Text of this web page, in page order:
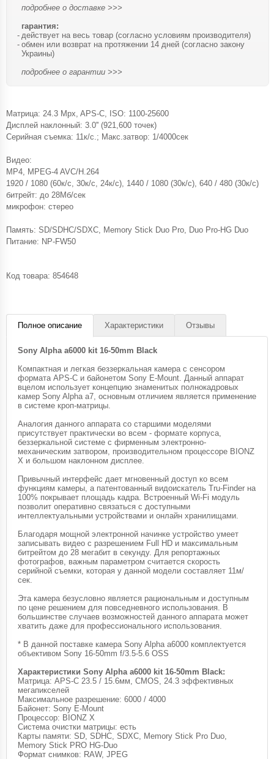
подробнее о доставке >>>
гарантия:
действует на весь товар (согласно условиям производителя)
обмен или возврат на протяжении 14 дней (согласно закону
Украины)
подробнее о гарантии >>>
Матрица: 24.3 Mpx, APS-C, ISO: 1100-25600
Дисплей наклонный: 3.0'' (921,600 точек)
Серийная съемка: 11к/с.; Макс.затвор: 1/4000сек
Видео:
MP4, MPEG-4 AVC/H.264
1920 / 1080 (60к/с, 30к/с, 24к/с), 1440 / 1080 (30к/с), 640 / 480 (30к/с)
битрейт: до 28Мб/сек
микрофон: стерео
Память: SD/SDHC/SDXC, Memory Stick Duo Pro, Duo Pro-HG Duo
Питание: NP-FW50
Код товара: 854648
Полное описание Характеристики Отзывы
Sony Alpha a6000 kit 16-50mm Black
Компактная и легкая беззеркальная камера с сенсором
формата APS-C и байонетом Sony E-Mount. Данный аппарат
вцелом использует концепцию знаменитых полнокадровых
камер Sony Alpha a7, основным отличием является применение
в системе кроп-матрицы.
Аналогия данного аппарата со старшими моделями
присутствует практически во всем - формате корпуса,
беззеркальной системе с фирменным электронно-
механическим затвором, производительном процессоре BIONZ
X и большом наклонном дисплее.
Привычный интерфейс дает мгновенный доступ ко всем
функциям камеры, а патентованный видоискатель Tru-Finder на
100% покрывает площадь кадра. Встроенный Wi-Fi модуль
позволит оперативно связаться с доступными
интеллектуальными устройствами и онлайн хранилищами.
Благодаря мощной электронной начинке устройство умеет
записывать видео с разрешением Full HD и максимальным
битрейтом до 28 мегабит в секунду. Для репортажных
фотографов, важным параметром считается скорость
серийной съемки, которая у данной модели составляет 11м/
сек.
Эта камера безусловно является рациональным и доступным
по цене решением для повседневного использования. В
большинстве случаев возможностей данного аппарата может
хватить даже для профессионального использования.
* В данной поставке камера Sony Alpha a6000 комплектуется
объективом Sony 16-50mm f/3.5-5.6 OSS
Характеристики Sony Alpha a6000 kit 16-50mm Black:
Матрица: APS-C 23.5 / 15.6мм, CMOS, 24.3 эффективных
мегапикселей
Максимальное разрешение: 6000 / 4000
Байонет: Sony E-Mount
Процессор: BIONZ X
Система очистки матрицы: есть
Карты памяти: SD, SDHC, SDXC, Memory Stick Pro Duo,
Memory Stick PRO HG-Duo
Формат снимков: RAW, JPEG